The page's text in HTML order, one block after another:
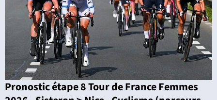
Pronostic étape 8 Tour de France Femmes